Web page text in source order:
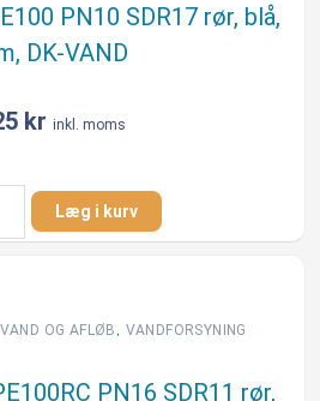
PN10 SDR17 rør, blå,
DK-VAND
kr inkl. moms
Læg i kurv
VAND OG AFLØB , VANDFORSYNING
PN16 SDR11 rør,